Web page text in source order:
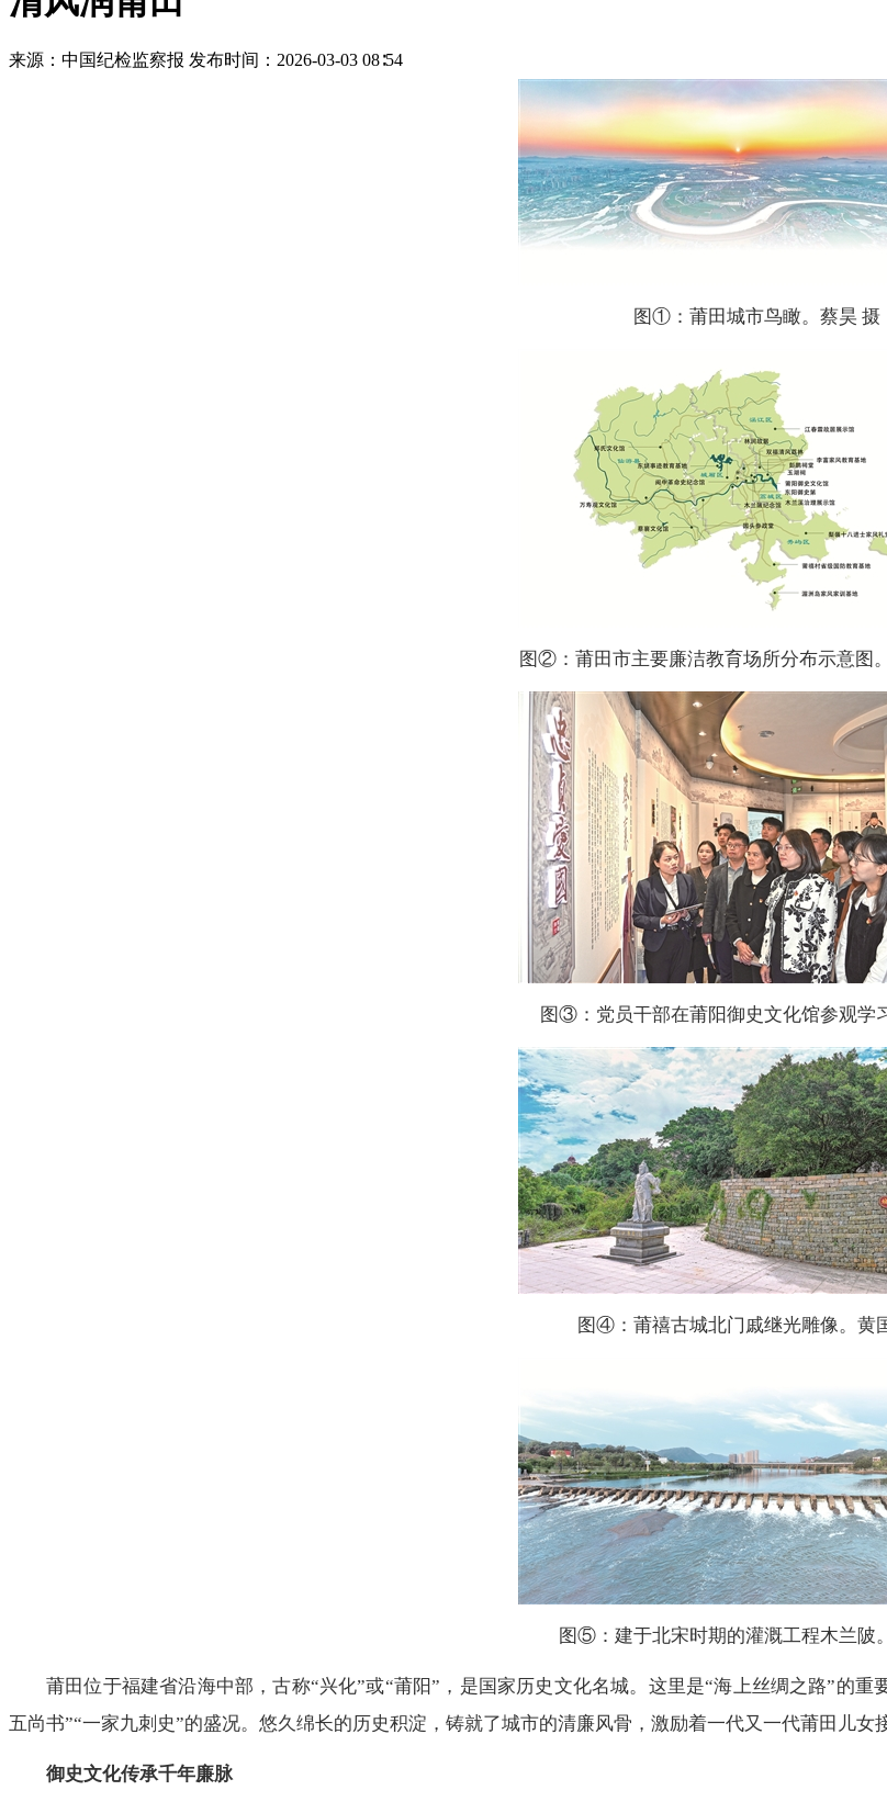
来源：中国纪检监察报 发布时间：2026-03-03 08∶54
图①：莆田城市鸟瞰。蔡昊 摄
图②：莆田市主要廉洁教育场所分布示意图
图③：党员干部在莆阳御史文化馆参观学
图④：莆禧古城北门戚继光雕像。黄
图⑤：建于北宋时期的灌溉工程木兰陂
莆田位于福建省沿海中部，古称“兴化”或“莆阳”，是国家历史文化名城。这里是“海上丝绸之路”的
五尚书”“一家九刺史”的盛况。悠久绵长的历史积淀，铸就了城市的清廉风骨，激励着一代又一代莆田儿女
御史文化传承千年廉脉